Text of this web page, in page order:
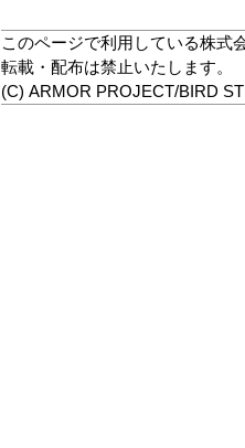
このページで利用している株式
転載・配布は禁止いたします。
(C) ARMOR PROJECT/BIRD